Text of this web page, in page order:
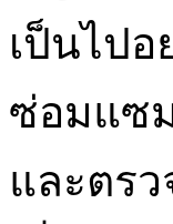
เป็นไป
ซ่อมแซ
และตร